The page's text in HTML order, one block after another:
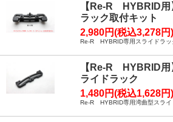
【Re-R HYBRID
ラック取付キット
2,980円(税込3,278円)
Re-R HYBRID専用スライドラッ
【Re-R HYBRID
ライドラック
1,480円(税込1,628円)
Re-R HYBRID専用湾曲型スライ